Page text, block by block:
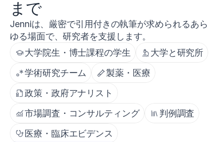
まで
Jenniは、厳密で引用付きの執筆が求められるあら
ゆる場面で、研究者を支援します。
大学院生・博士課程の学生
大学と研究所
学術研究チーム
製薬・医療
政策・政府アナリスト
市場調査・コンサルティング
判例調査
医療・臨床エビデンス